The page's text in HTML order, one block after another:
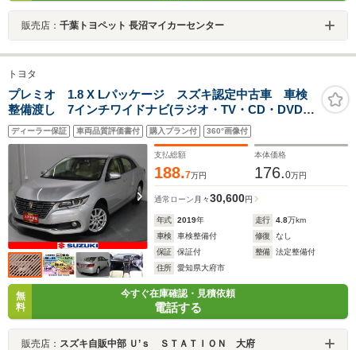
販売店： 千葉トヨペット 長沼マイカーセンター
トヨタ
プレミオ 1.8 X Lパッケージ スズキ認定中古車 車検
整備渡し 7インチワイドナビ(ラジオ・TV・CD・DVD・
Bluetooth・MSV・SD) ETC バックカメラ 衝突被害
軽減ブレーキ クリアランスソナー LEDオートヘッド
ライト フロアマット
ディーラー保証 車両品質評価書付 購入プラン付 360°画像付
支払総額
188.7万円
本体価格
176.0万円
通常ローン 月々30,600円
年式 2019年 走行 4.8万km
車検
車検整備付 修復
なし
保証
保証付 整備
法定整備付
住所
愛知県大府市
無
料
今すぐ在庫確認・見積依頼
電話する
販売店： スズキ自販中部 Ｕ’ｓ ＳＴＡＴＩＯＮ 大府